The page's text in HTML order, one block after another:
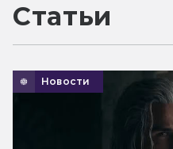
Статьи
Новости